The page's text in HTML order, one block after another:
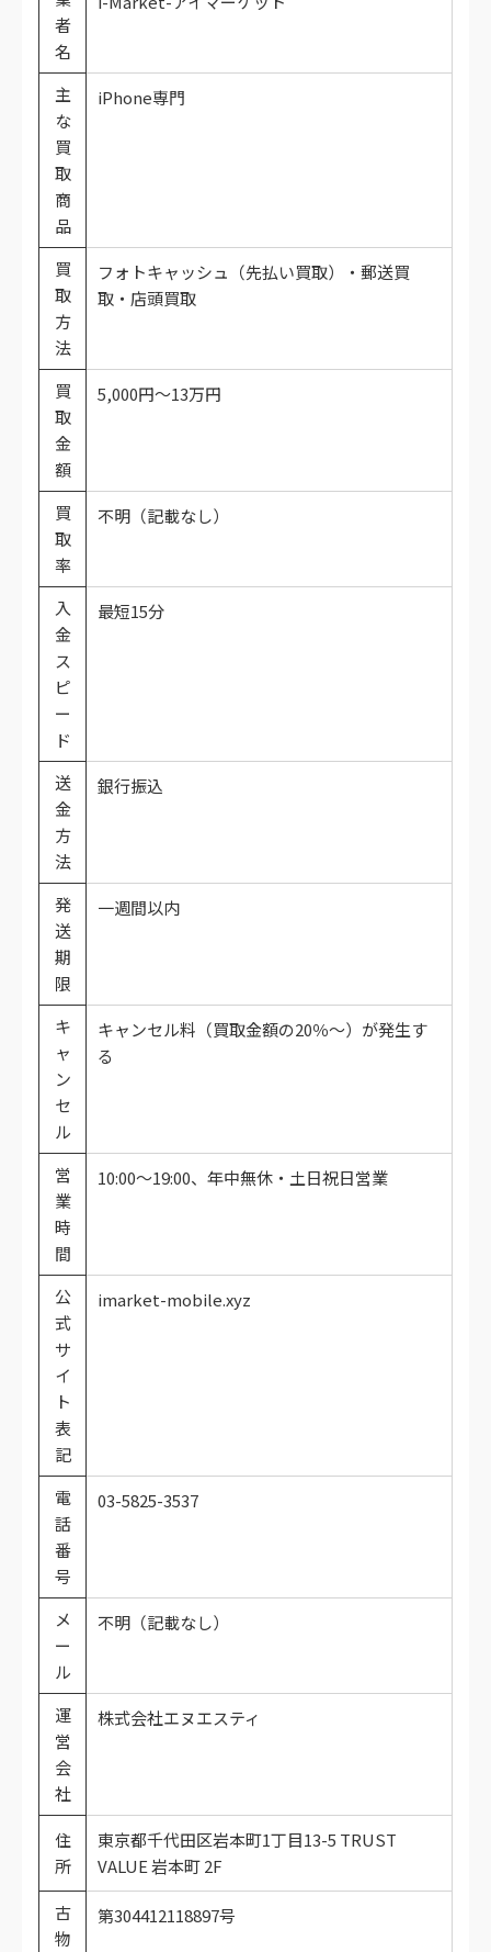
者
名
主
な
買
取
商
品
iPhone専門
買
取
方
法
フォトキャッシュ（先払い買取）・郵送買
取・店頭買取
買
取
金
額
5,000円～13万円
買
取
率
不明（記載なし）
入
金
ス
ピ
ー
ド
最短15分
送
金
方
法
銀行振込
発
送
期
限
一週間以内
キ
ャ
ン
セ
ル
キャンセル料（買取金額の20％～）が発生す
る
営
業
時
間
10:00～19:00、年中無休・土日祝日営業
公
式
サ
イ
ト
表
記
imarket-mobile.xyz
電
話
番
号
03-5825-3537
メ
ー
ル
不明（記載なし）
運
営
会
社
株式会社エヌエスティ
住
所
東京都千代田区岩本町1丁目13-5 TRUST
VALUE 岩本町 2F
古
物
第304412118897号